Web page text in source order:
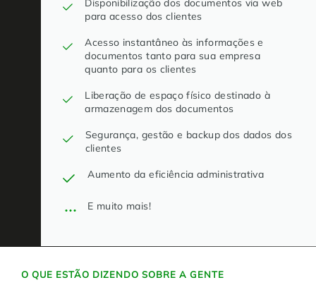
Disponibilização dos documentos via web
para acesso dos clientes
Acesso instantâneo às informações e
documentos tanto para sua empresa
quanto para os clientes
Liberação de espaço físico destinado à
armazenagem dos documentos
Segurança, gestão e backup dos dados dos
clientes
Aumento da eficiência administrativa
E muito mais!
O QUE ESTÃO DIZENDO SOBRE A GENTE